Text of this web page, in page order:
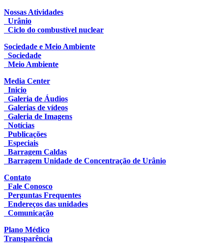
Nossas Atividades
Urânio
Ciclo do combustível nuclear
Sociedade e Meio Ambiente
Sociedade
Meio Ambiente
Media Center
Inicio
Galeria de Áudios
Galerias de vídeos
Galeria de Imagens
Notícias
Publicações
Especiais
Barragem Caldas
Barragem Unidade de Concentração de Urânio
Contato
Fale Conosco
Perguntas Frequentes
Endereços das unidades
Comunicação
Plano Médico
Transparência